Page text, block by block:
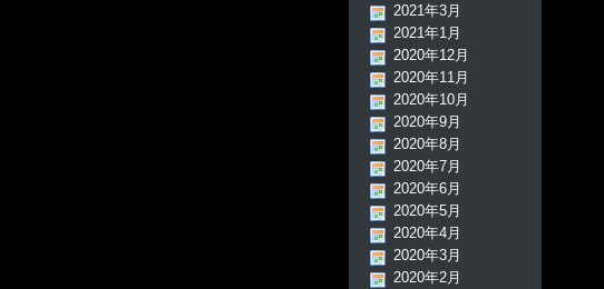
2021年3月
2021年1月
2020年12月
2020年11月
2020年10月
2020年9月
2020年8月
2020年7月
2020年6月
2020年5月
2020年4月
2020年3月
2020年2月